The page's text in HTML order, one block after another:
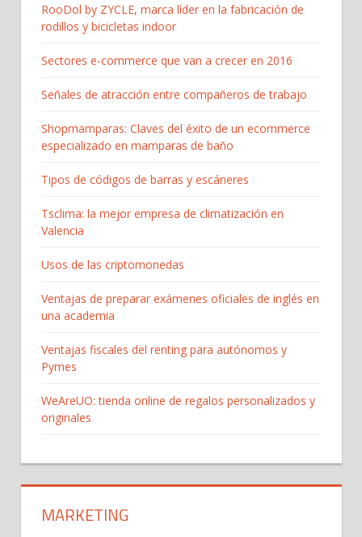
RooDol by ZYCLE, marca líder en la fabricación de
rodillos y bicicletas indoor
Sectores e-commerce que van a crecer en 2016
Señales de atracción entre compañeros de trabajo
Shopmamparas: Claves del éxito de un ecommerce
especializado en mamparas de baño
Tipos de códigos de barras y escáneres
Tsclima: la mejor empresa de climatización en
Valencia
Usos de las criptomonedas
Ventajas de preparar exámenes oficiales de inglés en
una academia
Ventajas fiscales del renting para autónomos y
Pymes
WeAreUO: tienda online de regalos personalizados y
originales
MARKETING